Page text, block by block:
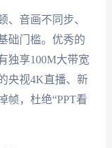
、音画不同步、
础门槛。优秀的
独享100M大带宽
央视4K直播、新
帧，杜绝“PPT看